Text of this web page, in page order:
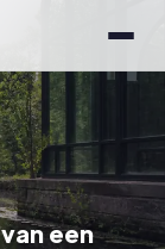
een